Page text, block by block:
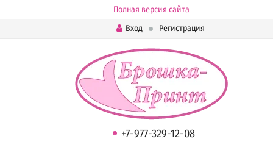
Полная версия сайта
Вход
Регистрация
+7-977-329-12-08